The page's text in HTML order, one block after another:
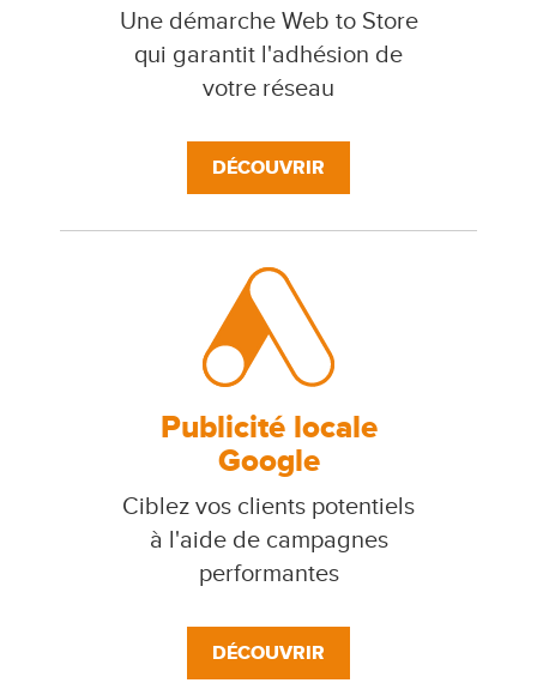
Une démarche Web to Store
qui garantit l'adhésion de
votre réseau
DÉCOUVRIR
Publicité locale
Google
Ciblez vos clients potentiels
à l'aide de campagnes
performantes
DÉCOUVRIR